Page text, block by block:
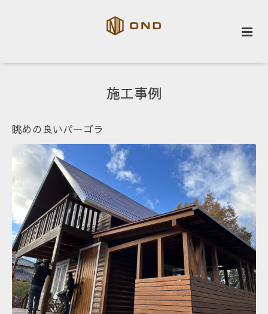
施工事例
眺めの良いパーゴラ